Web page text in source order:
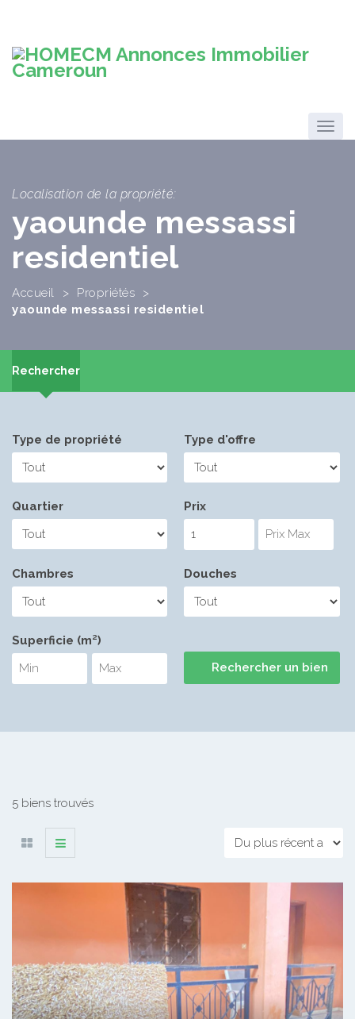
Localisation de la propriété:
yaounde messassi
residentiel
Accueil > Propriétés
>
yaounde messassi residentiel
Rechercher
Type de propriété Type d'offre
Quartier Prix
Chambres Douches
Superficie (m²)
5 biens trouvés